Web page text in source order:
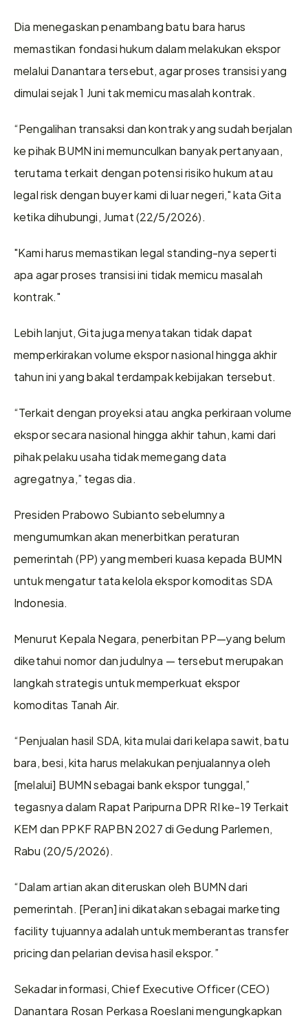
Dia menegaskan penambang batu bara harus
memastikan fondasi hukum dalam melakukan ekspor
melalui Danantara tersebut, agar proses transisi yang
dimulai sejak 1 Juni tak memicu masalah kontrak.
“Pengalihan transaksi dan kontrak yang sudah berjalan
ke pihak BUMN ini memunculkan banyak pertanyaan,
terutama terkait dengan potensi risiko hukum atau
legal risk dengan buyer kami di luar negeri," kata Gita
ketika dihubungi, Jumat (22/5/2026).
"Kami harus memastikan legal standing-nya seperti
apa agar proses transisi ini tidak memicu masalah
kontrak."
Lebih lanjut, Gita juga menyatakan tidak dapat
memperkirakan volume ekspor nasional hingga akhir
tahun ini yang bakal terdampak kebijakan tersebut.
“Terkait dengan proyeksi atau angka perkiraan volume
ekspor secara nasional hingga akhir tahun, kami dari
pihak pelaku usaha tidak memegang data
agregatnya,” tegas dia.
Presiden Prabowo Subianto sebelumnya
mengumumkan akan menerbitkan peraturan
pemerintah (PP) yang memberi kuasa kepada BUMN
untuk mengatur tata kelola ekspor komoditas SDA
Indonesia.
Menurut Kepala Negara, penerbitan PP—yang belum
diketahui nomor dan judulnya — tersebut merupakan
langkah strategis untuk memperkuat ekspor
komoditas Tanah Air.
“Penjualan hasil SDA, kita mulai dari kelapa sawit, batu
bara, besi, kita harus melakukan penjualannya oleh
[melalui] BUMN sebagai bank ekspor tunggal,”
tegasnya dalam Rapat Paripurna DPR RI ke-19 Terkait
KEM dan PPKF RAPBN 2027 di Gedung Parlemen,
Rabu (20/5/2026).
“Dalam artian akan diteruskan oleh BUMN dari
pemerintah. [Peran] ini dikatakan sebagai marketing
facility tujuannya adalah untuk memberantas transfer
pricing dan pelarian devisa hasil ekspor.”
Sekadar informasi, Chief Executive Officer (CEO)
Danantara Rosan Perkasa Roeslani mengungkapkan